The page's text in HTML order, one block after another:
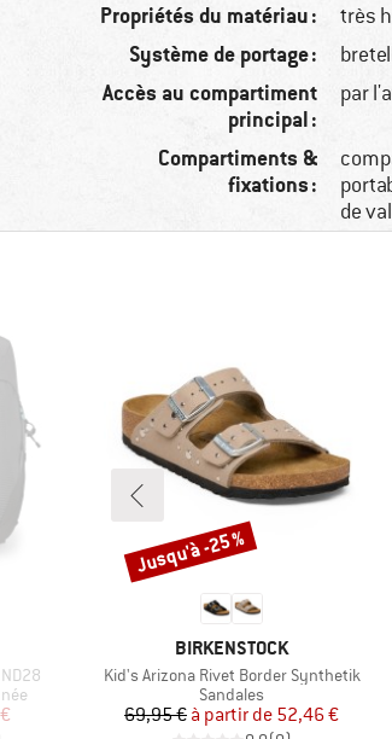
Propriétés du matériau : très
Système de portage :
Accès au compartiment
principal :
par
Compartiments &
fixations :
de
MARQUE
BIRKENSTOCK
Article
Kid's Arizona Rivet Border Synthetik
Product group
Sandales
Prix
69,95 € Prix réduit
à partir de 52,46 €
Remise
Jusqu'à -25 %